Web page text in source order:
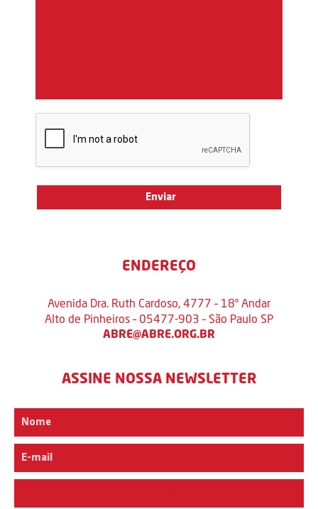
ENDEREÇO
Avenida Dra. Ruth Cardoso, 4777 – 18º Andar
Alto de Pinheiros – 05477-903 – São Paulo SP
ABRE@ABRE.ORG.BR
ASSINE NOSSA NEWSLETTER